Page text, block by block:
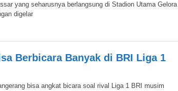
yang seharusnya berlangsung di Stadion Utama Gelora
digelar
Berbicara Banyak di BRI Liga 1
bisa angkat bicara soal rival Liga 1 BRI musim